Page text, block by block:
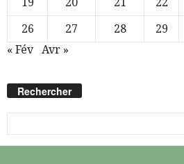
19
20 21 22
26
27 28 29
« Fév
Avr »
Rechercher